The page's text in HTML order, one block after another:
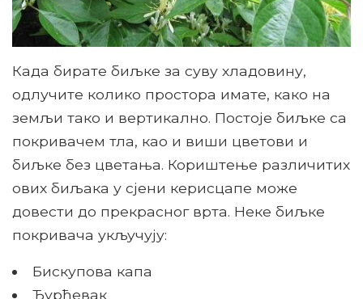
Када бирате биљке за суву хладовину,
одлучите колико простора имате, како на
земљи тако и вертикално. Постоје биљке са
покривачем тла, као и виши цветови и
биљке без цветања. Кориштење различитих
ових биљака у сјени керисцапе може
довести до прекрасног врта. Неке биљке
покривача укључују:
Бискупова капа
Ђурђевак